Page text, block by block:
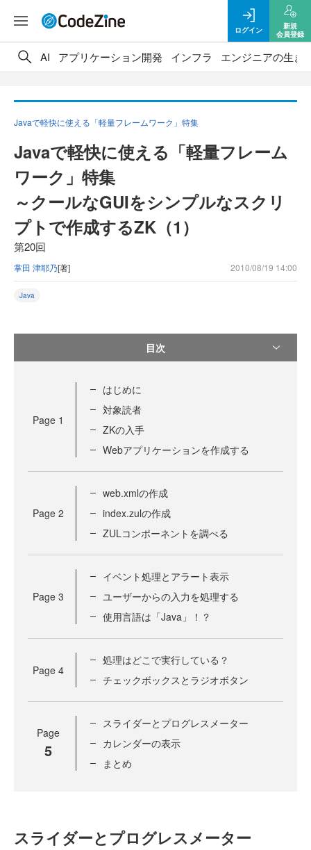
ログイン
新規
会員登録
AI アプリケーション開発 インフラ エンジニアの生き
Javaで軽快に使える「軽量フレームワーク」特集
Javaで軽快に使える「軽量フレーム
ワーク」特集
～クールなGUIをシンプルなスクリ
プトで作成するZK（1）
第20回
掌田 津耶乃[著] 2010/08/19 14:00
Java
目次
Page 1
はじめに
対象読者
ZKの入手
Webアプリケーションを作成する
Page 2
web.xmlの作成
index.zulの作成
ZULコンポーネントを調べる
Page 3
イベント処理とアラート表示
ユーザーからの入力を処理する
使用言語は「Java」！？
Page 4
処理はどこで実行している？
チェックボックスとラジオボタン
Page
5
スライダーとプログレスメーター
カレンダーの表示
まとめ
スライダーとプログレスメーター